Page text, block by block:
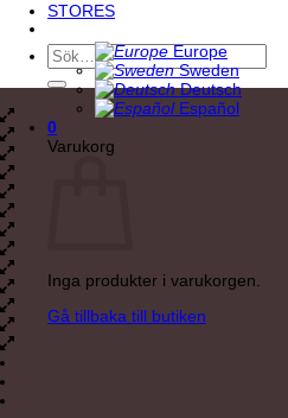
Europe
Sweden
Deutsch
Español
0
Varukorg
Inga produkter i varukorgen.
Gå tillbaka till butiken
STORES
Sök
efter: